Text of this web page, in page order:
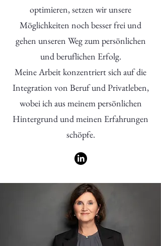
optimieren, setzen wir unsere
Möglichkeiten noch besser frei und
gehen unseren Weg zum persönlichen
und beruflichen Erfolg.
Meine Arbeit konzentriert sich auf die
Integration von Beruf und Privatleben,
wobei ich aus meinem persönlichen
Hintergrund und meinen Erfahrungen
schöpfe.